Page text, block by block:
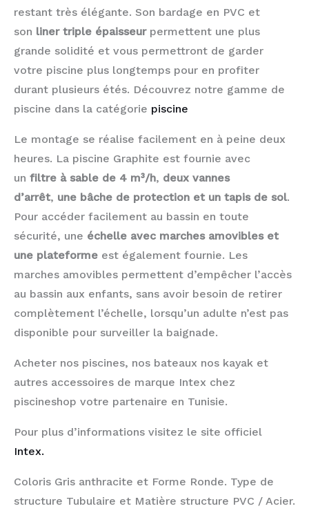
restant très élégante. Son bardage en PVC et
son liner triple épaisseurpermettent une plus
grande solidité et vous permettront de garder
votre piscine plus longtemps pour en profiter
durant plusieurs étés. Découvrez notre gamme de
piscine dans la catégorie piscine
Le montage se réalise facilement en à peine deux
heures. La piscine Graphite est fournie avec
un filtre à sable de 4 m³/h, deux vannes
d’arrêt, une bâche de protection et un tapis de sol.
Pour accéder facilement au bassin en toute
sécurité, une échelle avec marches amovibles et
une plateforme est également fournie. Les
marches amovibles permettent d’empêcher l’accès
au bassin aux enfants, sans avoir besoin de retirer
complètement l’échelle, lorsqu’un adulte n’est pas
disponible pour surveiller la baignade.
Acheter nos piscines, nos bateaux nos kayak et
autres accessoires de marque Intex chez
piscineshop votre partenaire en Tunisie.
Pour plus d’informations visitez le site officiel
Intex.
Coloris Gris anthracite et Forme Ronde. Type de
structure Tubulaire et Matière structure PVC / Acier.